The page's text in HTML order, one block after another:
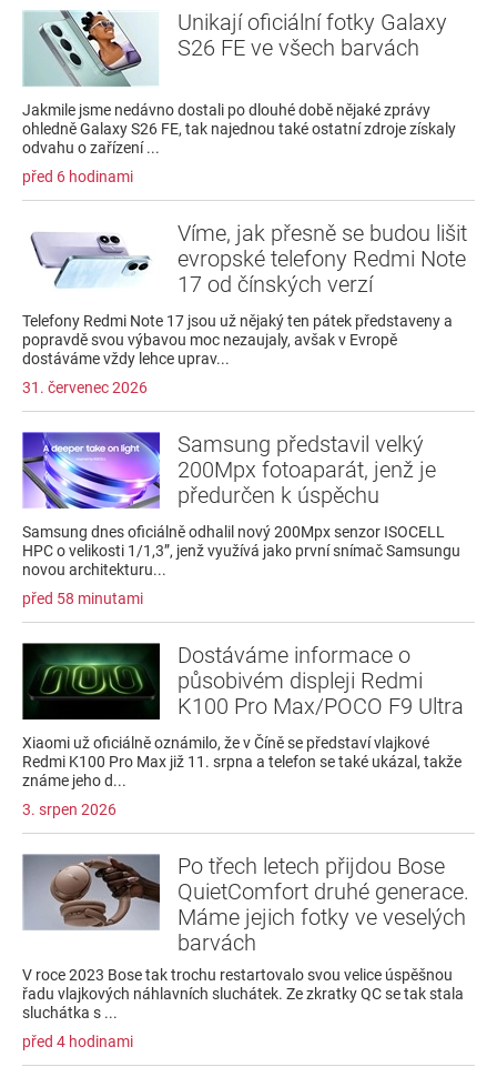
Unikají oficiální fotky Galaxy
S26 FE ve všech barvách
Jakmile jsme nedávno dostali po dlouhé době nějaké zprávy
ohledně Galaxy S26 FE, tak najednou také ostatní zdroje získaly
odvahu o zařízení ...
před 6 hodinami
Víme, jak přesně se budou lišit
evropské telefony Redmi Note
17 od čínských verzí
Telefony Redmi Note 17 jsou už nějaký ten pátek představeny a
popravdě svou výbavou moc nezaujaly, avšak v Evropě
dostáváme vždy lehce uprav...
31. červenec 2026
Samsung představil velký
200Mpx fotoaparát, jenž je
předurčen k úspěchu
Samsung dnes oficiálně odhalil nový 200Mpx senzor ISOCELL
HPC o velikosti 1/1,3”, jenž využívá jako první snímač Samsungu
novou architekturu...
před 58 minutami
Dostáváme informace o
působivém displeji Redmi
K100 Pro Max/POCO F9 Ultra
Xiaomi už oficiálně oznámilo, že v Číně se představí vlajkové
Redmi K100 Pro Max již 11. srpna a telefon se také ukázal, takže
známe jeho d...
3. srpen 2026
Po třech letech přijdou Bose
QuietComfort druhé generace.
Máme jejich fotky ve veselých
barvách
V roce 2023 Bose tak trochu restartovalo svou velice úspěšnou
řadu vlajkových náhlavních sluchátek. Ze zkratky QC se tak stala
sluchátka s ...
před 4 hodinami